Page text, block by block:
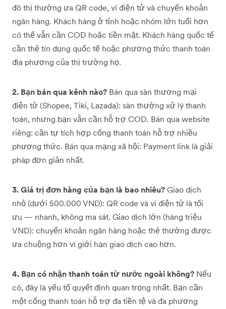
đô thị thường ưa QR code, ví điện tử và chuyển khoản
ngân hàng. Khách hàng ở tỉnh hoặc nhóm lớn tuổi hơn
có thể vẫn cần COD hoặc tiền mặt. Khách hàng quốc tế
cần thẻ tín dụng quốc tế hoặc phương thức thanh toán
địa phương của thị trường họ.
2. Bạn bán qua kênh nào? Bán qua sàn thương mại
điện tử (Shopee, Tiki, Lazada): sàn thường xử lý thanh
toán, nhưng bạn vẫn cần hỗ trợ COD. Bán qua website
riêng: cần tự tích hợp cổng thanh toán hỗ trợ nhiều
phương thức. Bán qua mạng xã hội: Payment link là giải
pháp đơn giản nhất.
3. Giá trị đơn hàng của bạn là bao nhiêu? Giao dịch
nhỏ (dưới 500.000 VND): QR code và ví điện tử là tối
ưu — nhanh, không ma sát. Giao dịch lớn (hàng triệu
VND): chuyển khoản ngân hàng hoặc thẻ thường được
ưa chuộng hơn vì giới hạn giao dịch cao hơn.
4. Bạn có nhận thanh toán từ nước ngoài không? Nếu
có, đây là yếu tố quyết định quan trọng nhất. Bạn cần
một cổng thanh toán hỗ trợ đa tiền tệ và đa phương